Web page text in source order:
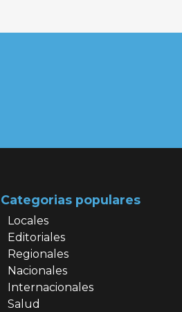
Categorias populares
Locales
Editoriales
Regionales
Nacionales
Internacionales
Salud